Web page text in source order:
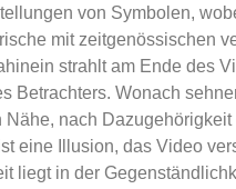
von Symbolen,
mit zeitgenössischen
strahlt am Ende des
Betrachters. Wonach
nach Dazugehörigkeit
eine Illusion, das Video
liegt in der